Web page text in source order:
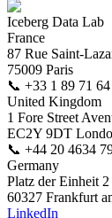
Iceberg Data Lab
France
87 Rue Saint-
75009 Paris
📞 +33 1 89 71
United Kingdom
1 Fore Street
EC2Y 9DT
📞 +44 20 4634
Germany
Platz der Einheit 2
60327 Frankfurt
LinkedIn